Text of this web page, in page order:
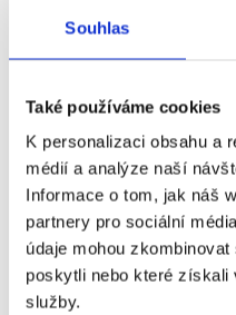
Souhlas
Také používáme cookies
K personalizaci obsahu a
médií a analýze naší
Informace o tom, jak náš
partnery pro sociální
údaje mohou
poskytli nebo které získali
služby.
Do vzorů stačí
(identifikace
s formulářovými poli
že si to
Zaměstnavatelé
mail zaměstnance,
nejjednodušší cesta
Tentosouhlas jde
podepsat přímo v